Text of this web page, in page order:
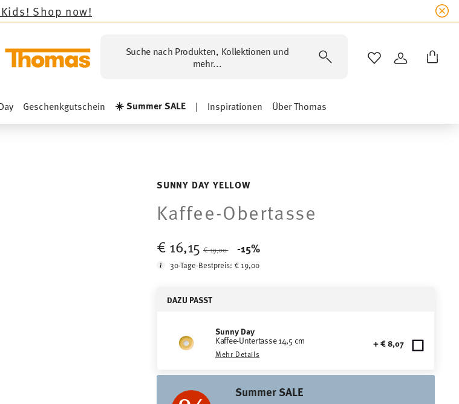
Suche nach Produkten, Kollektionen und
mehr...
WISHLISTANMELDEN
Geschenkgutschein ☀️ Summer SALE | Inspirationen Über Thomas
SUNNY DAY YELLOW
Kaffee-Obertasse
€ 16,15€ 19,00
-15%
30-Tage-Bestpreis:€ 19,00
DAZU PASST
Sunny Day
Kaffee-Untertasse 14,5 cm
Mehr Details
+ € 8,07
Summer SALE